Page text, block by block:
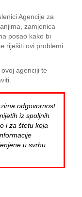
Agencije za
zamjenica
posao kako bi
riješiti ovi problemi
agenciji te
odgovornost
iz spoljnih
i za štetu koja
u svrhu